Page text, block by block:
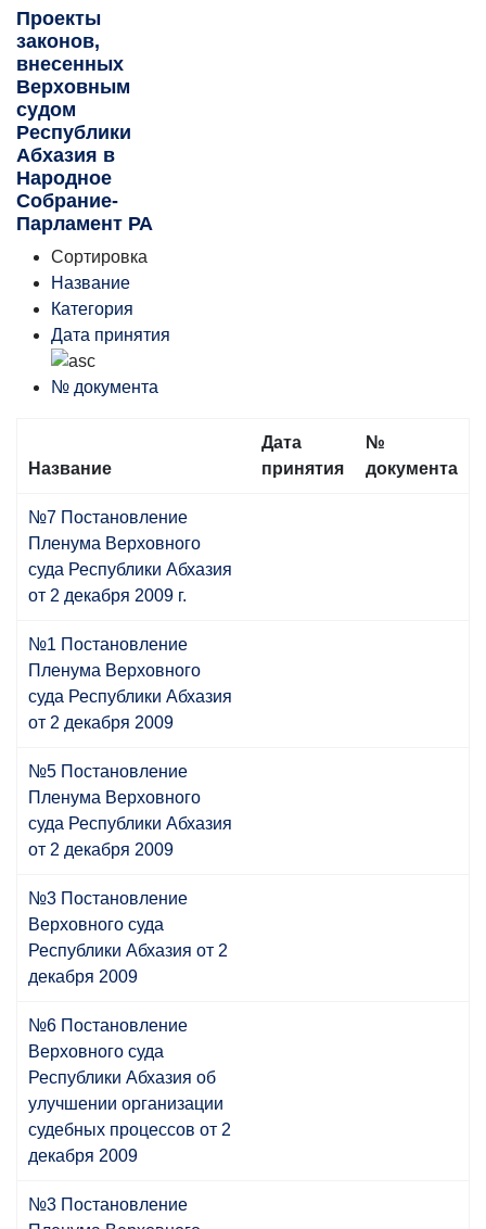
Проекты
законов,
внесенных
Верховным
судом
Республики
Абхазия в
Народное
Собрание-
Парламент РА
Сортировка
Название
Категория
Дата принятия
№ документа
Название
Дата
принятия
№
документа
№7 Постановление
Пленума Верховного
cуда Республики Абхазия
от 2 декабря 2009 г.
№1 Постановление
Пленума Верховного
суда Республики Абхазия
от 2 декабря 2009
№5 Постановление
Пленума Верховного
cуда Республики Абхазия
от 2 декабря 2009
№3 Постановление
Верховного cуда
Республики Абхазия от 2
декабря 2009
№6 Постановление
Верховного cуда
Республики Абхазия об
улучшении организации
судебных процессов от 2
декабря 2009
№3 Постановление